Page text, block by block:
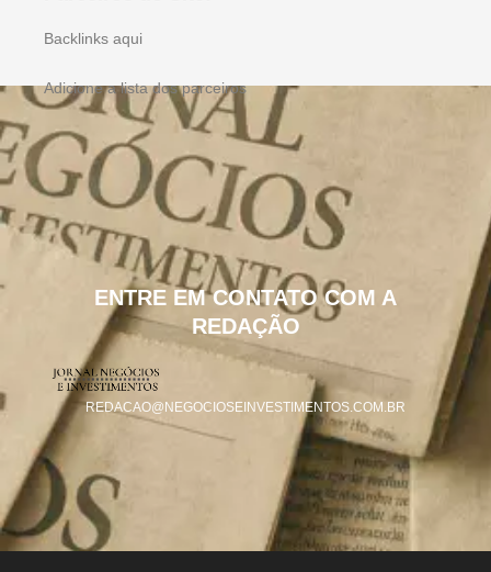
Backlinks aqui
Adicione a lista dos parceiros
ENTRE EM CONTATO COM A
REDAÇÃO
REDACAO@NEGOCIOSEINVESTIMENTOS.COM.BR